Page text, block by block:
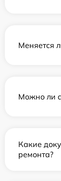
Меняется
Можно ли
Какие
ремонта?